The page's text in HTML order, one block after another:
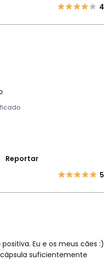
4
Reportar
5
Eu e os meus cães :)
suficientemente